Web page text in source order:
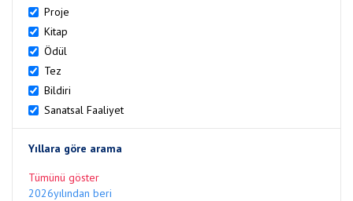
Proje
Kitap
Ödül
Tez
Bildiri
Sanatsal Faaliyet
Yıllara göre arama
Tümünü göster
2026yılından beri